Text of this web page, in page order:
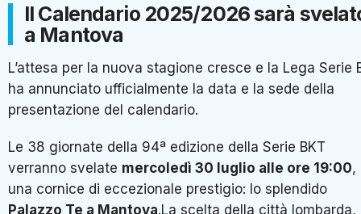
Il Calendario 2025/2026 sarà
a Mantova
L’attesa per la nuova stagione cresce e la Lega Serie
ha annunciato ufficialmente la data e la sede della
presentazione del calendario.
Le 38 giornate della 94ª edizione della Serie BKT
verranno svelate mercoledì 30 luglio alle ore 19:00,
una cornice di eccezionale prestigio: lo splendido
Palazzo Te a Mantova.La scelta della città lombarda,